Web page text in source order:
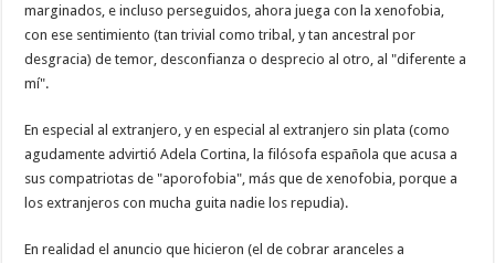
marginados, e incluso perseguidos, ahora juega con la xenofobia,
con ese sentimiento (tan trivial como tribal, y tan ancestral por
desgracia) de temor, desconfianza o desprecio al otro, al "diferente a
mí".
En especial al extranjero, y en especial al extranjero sin plata (como
agudamente advirtió Adela Cortina, la filósofa española que acusa a
sus compatriotas de "aporofobia", más que de xenofobia, porque a
los extranjeros con mucha guita nadie los repudia).
En realidad el anuncio que hicieron (el de cobrar aranceles a